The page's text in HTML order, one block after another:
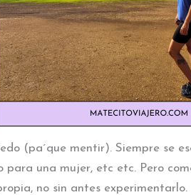
(pa´que mentir). Siempre se
para una mujer, etc etc. Pero
no sin antes experimentarlo.